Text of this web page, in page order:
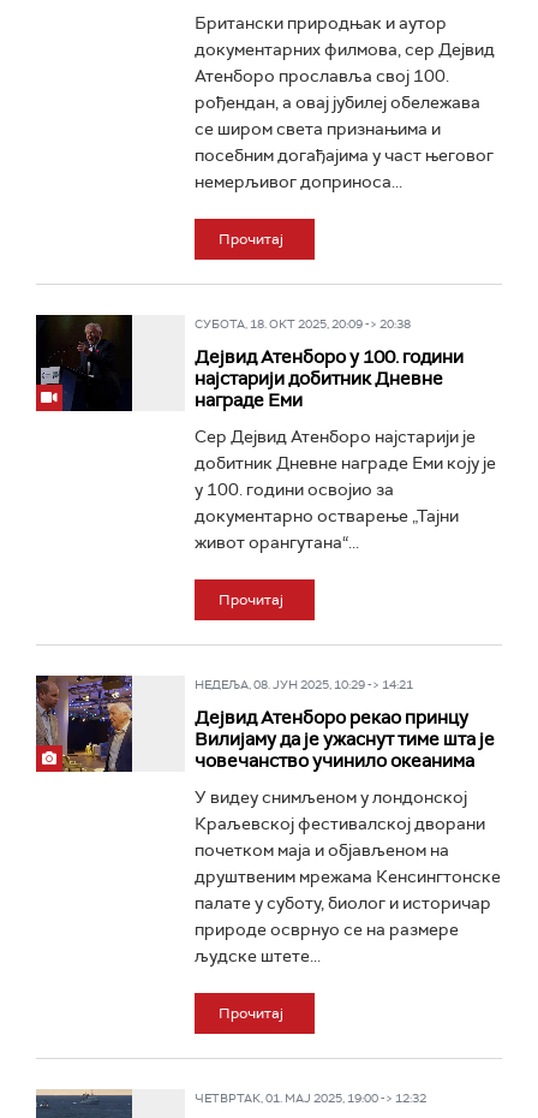
Британски природњак и аутор
документарних филмова, сер Дејвид
Атенборо прославља свој 100.
рођендан, а овај јубилеј обележава
се широм света признањима и
посебним догађајима у част његовог
немерљивог доприноса...
Прочитај
СУБОТА, 18. ОКТ 2025, 20:09 -> 20:38
Дејвид Атенборо у 100. години
најстарији добитник Дневне
награде Еми
Сер Дејвид Атенборо најстарији је
добитник Дневне награде Еми коју је
у 100. години освојио за
документарно остварење „Тајни
живот орангутана“...
Прочитај
НЕДЕЉА, 08. ЈУН 2025, 10:29 -> 14:21
Дејвид Атенборо рекао принцу
Вилијаму да је ужаснут тиме шта је
човечанство учинило океанима
У видеу снимљеном у лондонској
Краљевској фестивалској дворани
почетком маја и објављеном на
друштвеним мрежама Кенсингтонске
палате у суботу, биолог и историчар
природе осврнуо се на размере
људске штете...
Прочитај
ЧЕТВРТАК, 01. МАЈ 2025, 19:00 -> 12:32